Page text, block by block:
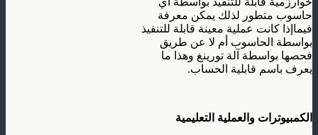
حاسوب متطور لذلك يمكن معرفة
فيماإذا كانت عملية معينة قابلة للتنفيذ
بواسطة الحاسوب أم لا عن طريق
فحصها بواسطة آلة تورينغ وهذا ما
يعرف باسم قابلية الحساب.
الكمبيوترات والعملية التعليمية